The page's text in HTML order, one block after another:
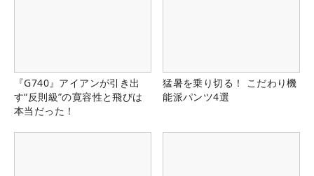
『G740』アイアンが引き出
す“反則級”の寛容性と飛びは
本当だった！
猛暑を乗り切る！ こだわり機
能派パンツ4選